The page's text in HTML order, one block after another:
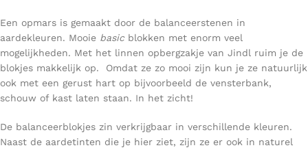
Een opmars is gemaakt door de balanceerstenen in
aardekleuren. Mooie basicblokken met enorm veel
mogelijkheden. Met het linnen opbergzakje van Jindl ruim je de
blokjes makkelijk op.
Omdat ze zo mooi zijn kun je ze natuurlijk
ook met een gerust hart op bijvoorbeeld de vensterbank,
schouw of kast laten staan. In het zicht!
De balanceerblokjes zin verkrijgbaar in verschillende kleuren.
Naast de aardetinten die je hier ziet, zijn ze er ook in naturel